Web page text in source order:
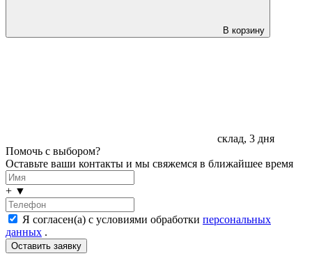
В корзину
склад, 3 дня
Помочь с выбором?
Оставьте ваши контакты и мы свяжемся в ближайшее время
+ ▼
Я согласен(а) с условиями обработки персональных
данных .